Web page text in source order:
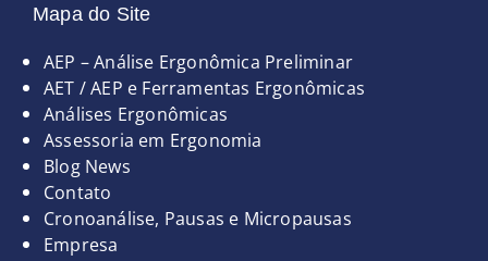
o
f
r r
Mapa do Site
AEP – Análise Ergonômica Preliminar
AET / AEP e Ferramentas Ergonômicas
Análises Ergonômicas
Assessoria em Ergonomia
Blog News
Contato
Cronoanálise, Pausas e Micropausas
Empresa